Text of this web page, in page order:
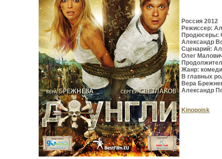
Россия 2012
Режиссер:
Продюсеры:
Александр
Сценарий:
Олег
Жанр:
В главных
Вера
Александр
Kinopoisk